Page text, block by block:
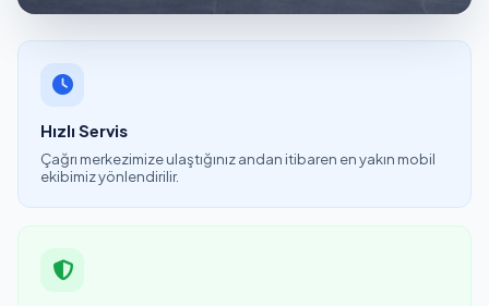
Hızlı Servis
Çağrı merkezimize ulaştığınız andan itibaren en yakın mobil
ekibimiz yönlendirilir.